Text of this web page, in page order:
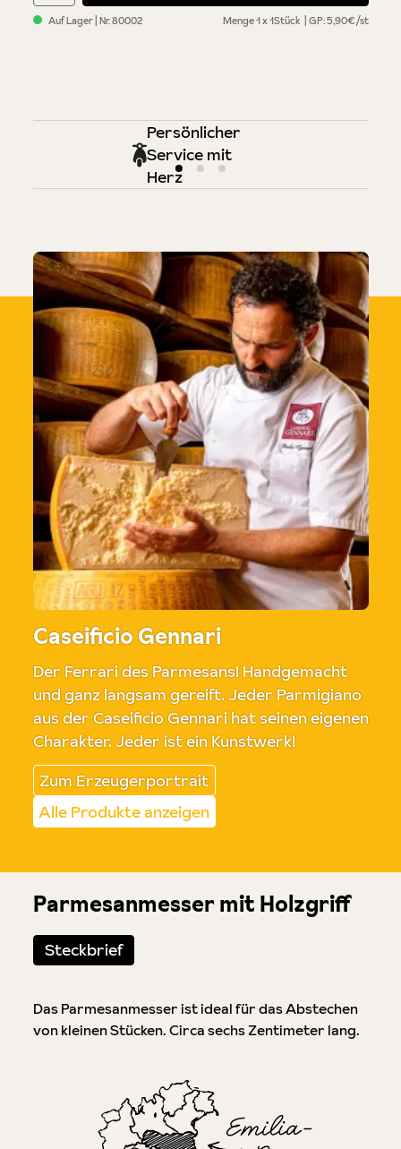
Auf Lager | Nr.80002 Menge1 x 1Stück GP: 5,90€/st
Persönlicher
Service mit
Herz
Caseificio Gennari
Der Ferrari des Parmesans! Handgemacht
und ganz langsam gereift. Jeder Parmigiano
aus der Caseificio Gennari hat seinen eigenen
Charakter. Jeder ist ein Kunstwerk!
Zum Erzeugerportrait
Alle Produkte anzeigen
Parmesanmesser mit Holzgriff
Steckbrief
Das Parmesanmesser ist ideal für das Abstechen
von kleinen Stücken. Circa sechs Zentimeter lang.